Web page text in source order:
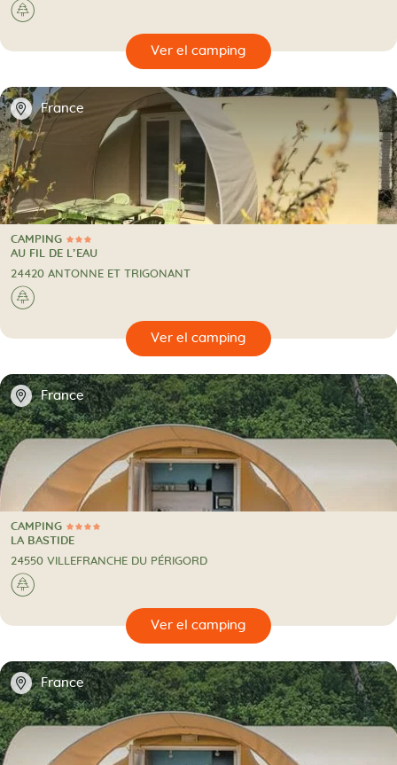
🌲
🔍
📍 France
3 Estrellas
CAMPING
CAMPING
AU FIL DE L’EAU
24420 ANTONNE ET TRIGONANT
🌲
🔍
📍 France
4 Estrellas
CAMPING
CAMPING
LA BASTIDE
24550 VILLEFRANCHE DU PÉRIGORD
🌲
🔍
📍 France